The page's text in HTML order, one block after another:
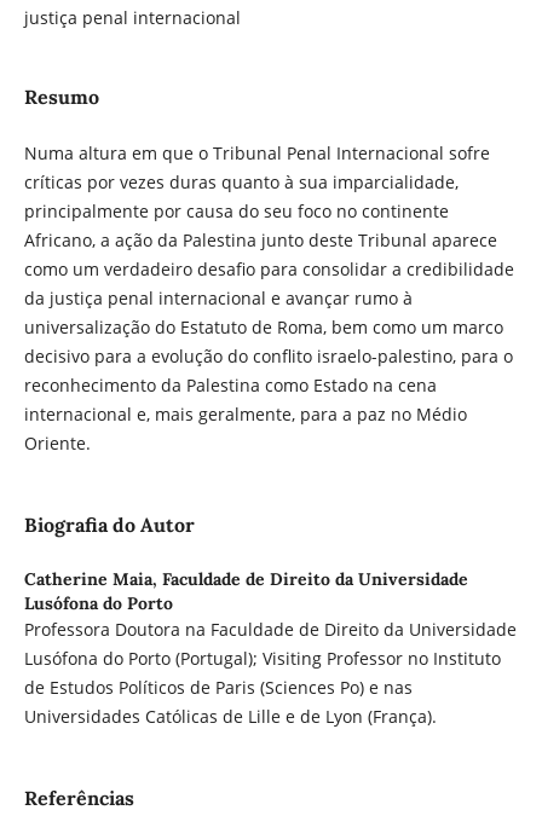
justiça penal internacional
Resumo
Numa altura em que o Tribunal Penal Internacional sofre
críticas por vezes duras quanto à sua imparcialidade,
principalmente por causa do seu foco no continente
Africano, a ação da Palestina junto deste Tribunal aparece
como um verdadeiro desafio para consolidar a credibilidade
da justiça penal internacional e avançar rumo à
universalização do Estatuto de Roma, bem como um marco
decisivo para a evolução do conflito israelo-palestino, para o
reconhecimento da Palestina como Estado na cena
internacional e, mais geralmente, para a paz no Médio
Oriente.
Biografia do Autor
Catherine Maia, Faculdade de Direito da Universidade
Lusófona do Porto
Professora Doutora na Faculdade de Direito da Universidade
Lusófona do Porto (Portugal); Visiting Professor no Instituto
de Estudos Políticos de Paris (Sciences Po) e nas
Universidades Católicas de Lille e de Lyon (França).
Referências